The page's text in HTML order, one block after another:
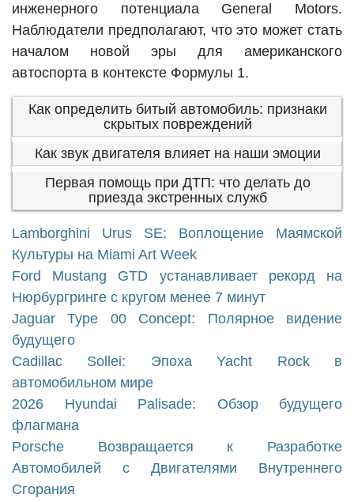
инженерного потенциала General Motors.
Наблюдатели предполагают, что это может стать
началом новой эры для американского
автоспорта в контексте Формулы 1.
Как определить битый автомобиль: признаки
скрытых повреждений
Как звук двигателя влияет на наши эмоции
Первая помощь при ДТП: что делать до
приезда экстренных служб
Lamborghini Urus SE: Воплощение Маямской
Культуры на Miami Art Week
Ford Mustang GTD устанавливает рекорд на
Нюрбургринге с кругом менее 7 минут
Jaguar Type 00 Concept: Полярное видение
будущего
Cadillac Sollei: Эпоха Yacht Rock в
автомобильном мире
2026 Hyundai Palisade: Обзор будущего
флагмана
Porsche Возвращается к Разработке
Автомобилей с Двигателями Внутреннего
Сгорания